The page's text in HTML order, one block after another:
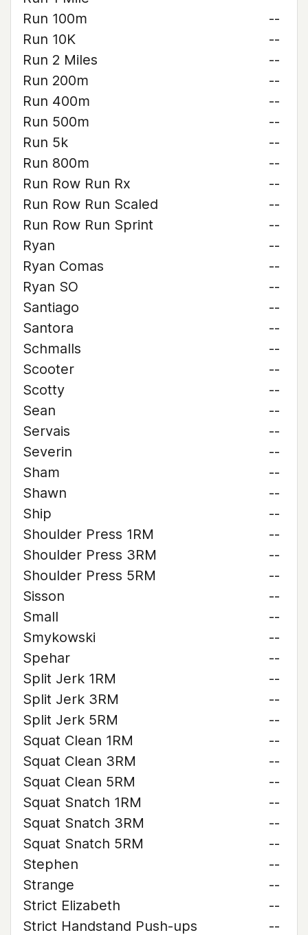
Run 100m
--
Run 10K
--
Run 2 Miles
--
Run 200m
--
Run 400m
--
Run 500m
--
Run 5k
--
Run 800m
--
Run Row Run Rx
--
Run Row Run Scaled
--
Run Row Run Sprint
--
Ryan
--
Ryan Comas
--
Ryan SO
--
Santiago
--
Santora
--
Schmalls
--
Scooter
--
Scotty
--
Sean
--
Servais
--
Severin
--
Sham
--
Shawn
--
Ship
--
Shoulder Press 1RM
--
Shoulder Press 3RM
--
Shoulder Press 5RM
--
Sisson
--
Small
--
Smykowski
--
Spehar
--
Split Jerk 1RM
--
Split Jerk 3RM
--
Split Jerk 5RM
--
Squat Clean 1RM
--
Squat Clean 3RM
--
Squat Clean 5RM
--
Squat Snatch 1RM
--
Squat Snatch 3RM
--
Squat Snatch 5RM
--
Stephen
--
Strange
--
Strict Elizabeth
--
Strict Handstand Push-ups
--